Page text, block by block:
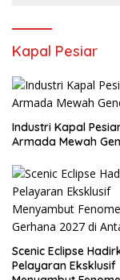
Kapal Pesiar
Industri Kapal
Armada Mewah
Scenic Eclipse
Pelayaran Eksklusif